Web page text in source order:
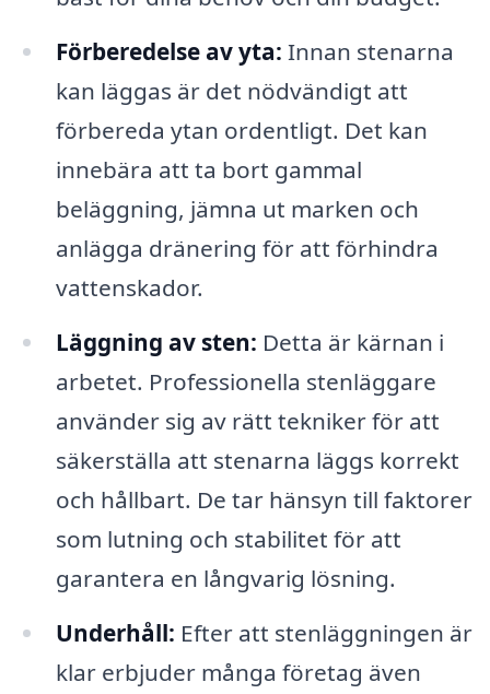
Förberedelse av yta: Innan stenarna
kan läggas är det nödvändigt att
förbereda ytan ordentligt. Det kan
innebära att ta bort gammal
beläggning, jämna ut marken och
anlägga dränering för att förhindra
vattenskador.
Läggning av sten: Detta är kärnan i
arbetet. Professionella stenläggare
använder sig av rätt tekniker för att
säkerställa att stenarna läggs korrekt
och hållbart. De tar hänsyn till faktorer
som lutning och stabilitet för att
garantera en långvarig lösning.
Underhåll: Efter att stenläggningen är
klar erbjuder många företag även